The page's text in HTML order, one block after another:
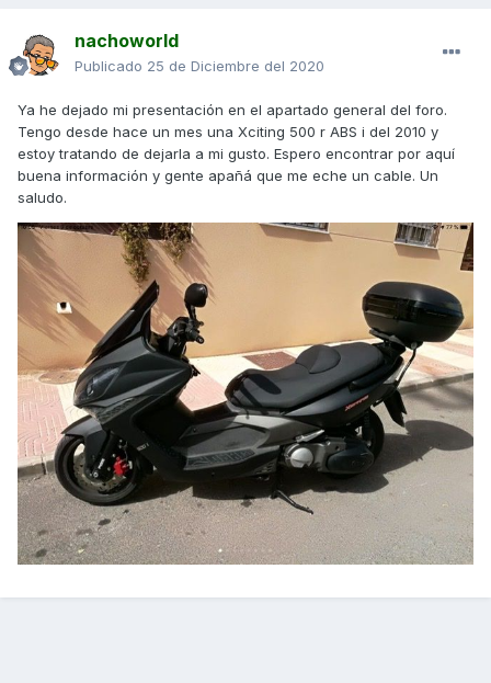
nachoworld
Publicado 25 de Diciembre del 2020
Ya he dejado mi presentación en el apartado general del foro.
Tengo desde hace un mes una Xciting 500 r ABS i del 2010 y
estoy tratando de dejarla a mi gusto. Espero encontrar por aquí
buena información y gente apañá que me eche un cable. Un
saludo.